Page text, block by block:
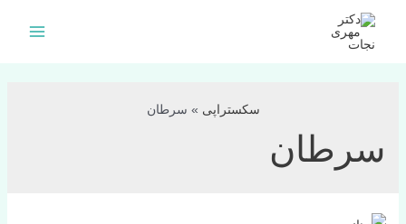
سکستراپی » سرطان
سرطان